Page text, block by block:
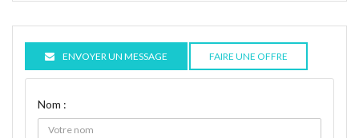
ENVOYER UN MESSAGE FAIRE UNE OFFRE
Nom :